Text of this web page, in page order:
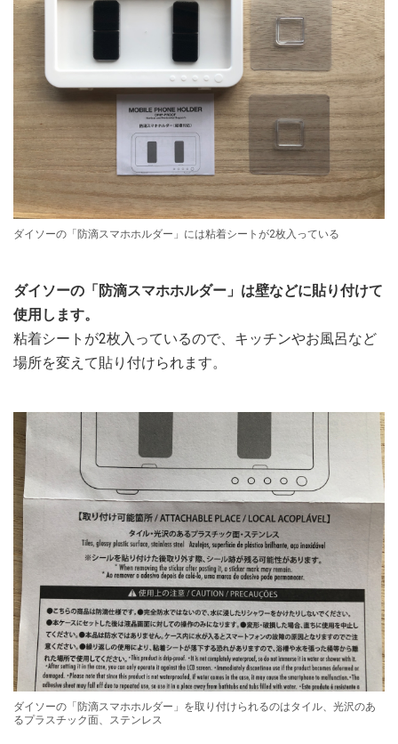
ダイソーの「防滴スマホホルダー」には粘着シートが2枚入っている
ダイソーの「防滴スマホホルダー」は壁などに貼り付けて
使用します。
粘着シートが2枚入っているので、キッチンやお風呂など
場所を変えて貼り付けられます。
ダイソーの「防滴スマホホルダー」を取り付けられるのはタイル、光沢のあ
るプラスチック面、ステンレス